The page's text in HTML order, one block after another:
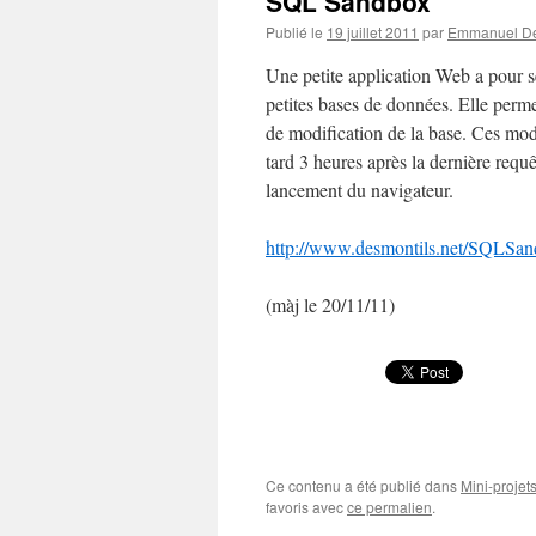
Publié le 19 juillet 2011 par Emmanuel
Une petite application Web a pour
petites bases de données. Elle
de modification de la base. Ces
tard 3 heures après la dernière
lancement du navigateur.
http://www.desmontils.net/
(màj le 20/11/11)
Ce contenu a été publié dans Mini-projets
favoris avecce permalien.